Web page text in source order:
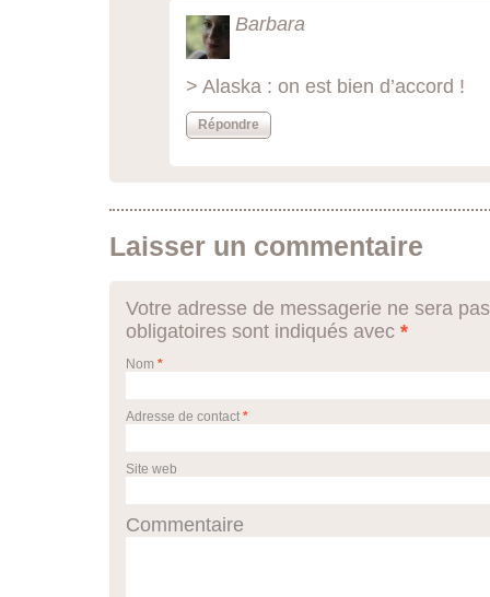
Barbara
> Alaska : on est bien d’accord !
Répondre
Laisser un commentaire
Votre adresse de messagerie ne sera
obligatoires sont indiqués avec *
Nom *
Adresse de contact *
Site web
Commentaire